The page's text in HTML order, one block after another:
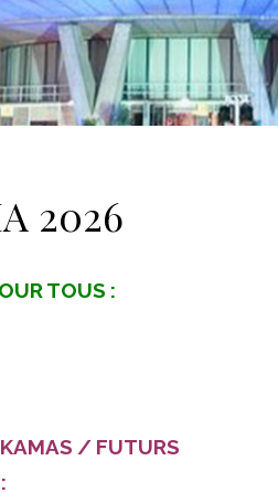
2026
TOUS :
/ FUTURS